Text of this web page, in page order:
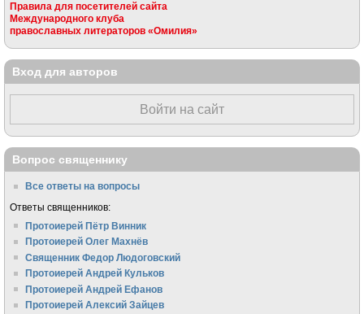
Правила для посетителей сайта
Международного клуба
православных литераторов «Омилия»
Вход для авторов
Войти на сайт
Вопрос священнику
Все ответы на вопросы
Ответы священников:
Протоиерей Пётр Винник
Протоиерей Олег Махнёв
Священник Федор Людоговский
Протоиерей Андрей Кульков
Протоиерей Андрей Ефанов
Протоиерей Алексий Зайцев